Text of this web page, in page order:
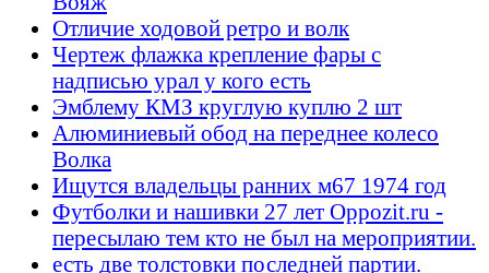
Отличие ходовой ретро и волк
Чертеж флажка крепление фары с
надписью урал у кого есть
Эмблему КМЗ круглую куплю 2 шт
Алюминиевый обод на переднее колесо
Волка
Ищутся владельцы ранних м67 1974 год
Футболки и нашивки 27 лет Oppozit.ru -
пересылаю тем кто не был на мероприятии.
есть две толстовки последней партии.